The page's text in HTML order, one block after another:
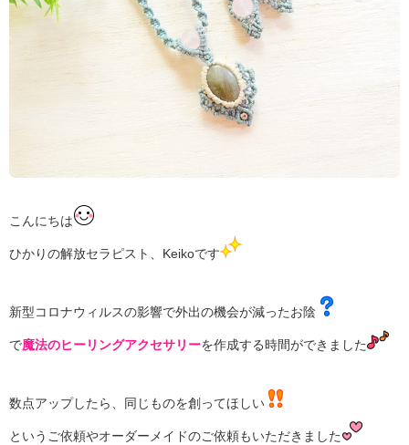
は
こんにちは
ひかりの解放セラピスト、Keikoです
新型コロナウィルスの影響で外出の機会が減ったお陰
で魔法のヒーリングアクセサリーを作成する時間ができました
数点アップしたら、同じものを創ってほしい
というご依頼やオーダーメイドのご依頼もいただきました